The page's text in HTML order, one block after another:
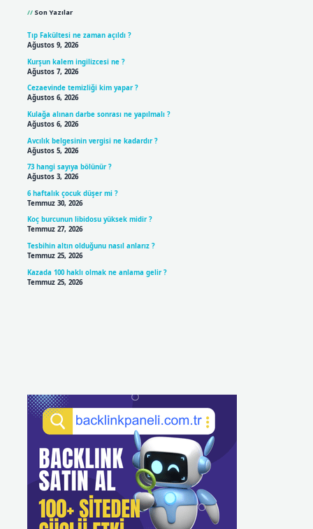
Son Yazılar
Tıp Fakültesi ne zaman açıldı ?
Ağustos 9, 2026
Kurşun kalem ingilizcesi ne ?
Ağustos 7, 2026
Cezaevinde temizliği kim yapar ?
Ağustos 6, 2026
Kulağa alınan darbe sonrası ne yapılmalı ?
Ağustos 6, 2026
Avcılık belgesinin vergisi ne kadardır ?
Ağustos 5, 2026
73 hangi sayıya bölünür ?
Ağustos 3, 2026
6 haftalık çocuk düşer mi ?
Temmuz 30, 2026
Koç burcunun libidosu yüksek midir ?
Temmuz 27, 2026
Tesbihin altın olduğunu nasıl anlarız ?
Temmuz 25, 2026
Kazada 100 haklı olmak ne anlama gelir ?
Temmuz 25, 2026